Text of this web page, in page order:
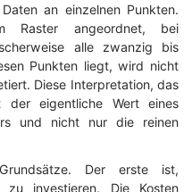
an einzelnen Punkten.
Raster angeordnet, bei
alle zwanzig bis
Punkten liegt, wird nicht
Diese Interpretation, das
der eigentliche Wert eines
und nicht nur die reinen
Der erste ist,
investieren. Die Kosten